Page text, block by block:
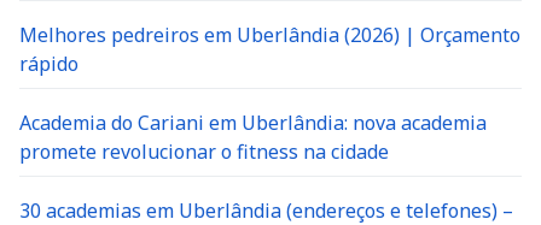
Melhores pedreiros em Uberlândia (2026) | Orçamento
rápido
Academia do Cariani em Uberlândia: nova academia
promete revolucionar o fitness na cidade
30 academias em Uberlândia (endereços e telefones) –